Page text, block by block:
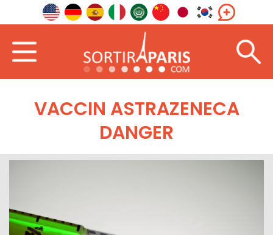
VACCIN ASTRAZENECA
DANGER